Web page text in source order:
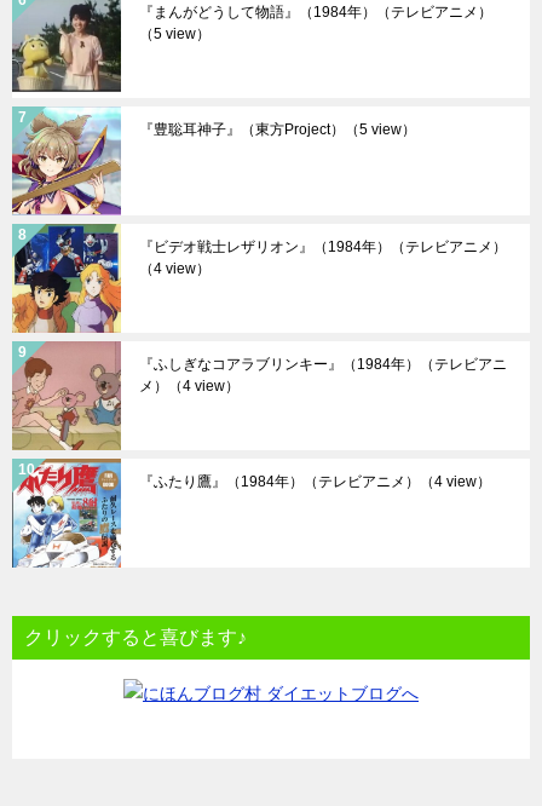
『まんがどうして物語』（1984年）（テレビアニメ）
（5 view）
『豊聡耳神子』（東方Project） （5 view）
『ビデオ戦士レザリオン』（1984年）（テレビアニメ）
（4 view）
『ふしぎなコアラブリンキー』（1984年）（テレビアニ
メ）
（4 view）
『ふたり鷹』（1984年）（テレビアニメ） （4 view）
クリックすると喜びます♪